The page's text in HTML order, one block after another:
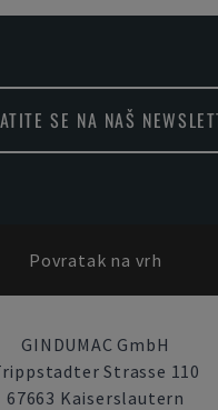
SE NA NAŠ
Povratak na vrh
GINDUMAC GmbH
Strasse 110
67663 Kaiserslautern